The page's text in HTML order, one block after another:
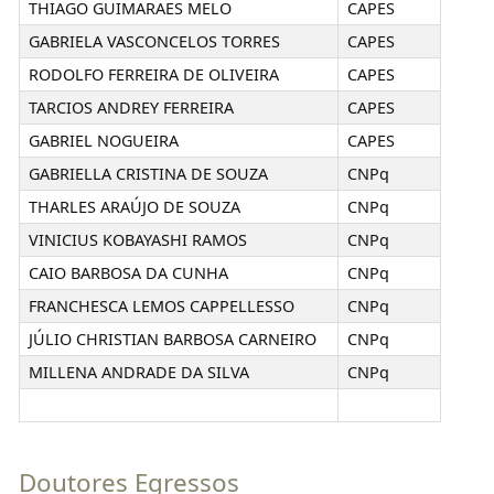
THIAGO GUIMARAES MELO
CAPES
GABRIELA VASCONCELOS TORRES
CAPES
RODOLFO FERREIRA DE OLIVEIRA
CAPES
TARCIOS ANDREY FERREIRA
CAPES
GABRIEL NOGUEIRA
CAPES
GABRIELLA CRISTINA DE SOUZA
CNPq
THARLES ARAÚJO DE SOUZA
CNPq
VINICIUS KOBAYASHI RAMOS
CNPq
CAIO BARBOSA DA CUNHA
CNPq
FRANCHESCA LEMOS CAPPELLESSO
CNPq
JÚLIO CHRISTIAN BARBOSA CARNEIRO
CNPq
MILLENA ANDRADE DA SILVA
CNPq
Doutores Egressos